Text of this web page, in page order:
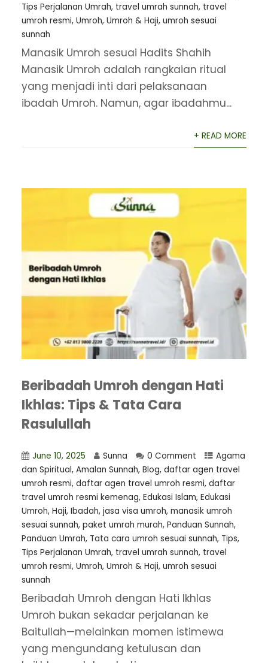
Tips Perjalanan Umrah, travel umrah sunnah, travel
umroh resmi, Umroh, Umroh & Haji, umroh sesuai
sunnah
Manasik Umroh sesuai Hadits Shahih
Manasik Umroh adalah rangkaian ritual
yang menjadi inti dari pelaksanaan
ibadah Umroh. Namun, agar ibadahmu...
+ READ MORE
Beribadah Umroh dengan Hati
Ikhlas: Tips & Tata Cara
Rasulullah
June 10, 2025 Sunna 0 Comment
Agama
dan Spiritual, Amalan Sunnah, Blog, ⁠daftar agen travel
umroh resmi, daftar agen travel umroh resmi, daftar
travel umroh resmi kemenag, Edukasi Islam, Edukasi
Umroh, Haji, Ibadah, jasa visa umroh, manasik umroh
sesuai sunnah, paket umrah murah, Panduan Sunnah,
Panduan Umrah, Tata cara umroh sesuai sunnah, Tips,
Tips Perjalanan Umrah, travel umrah sunnah, travel
umroh resmi, Umroh, Umroh & Haji, umroh sesuai
sunnah
Beribadah Umroh dengan Hati Ikhlas
Umroh bukan sekadar perjalanan ke
Baitullah—melainkan momen istimewa
yang mengundang ketulusan dan